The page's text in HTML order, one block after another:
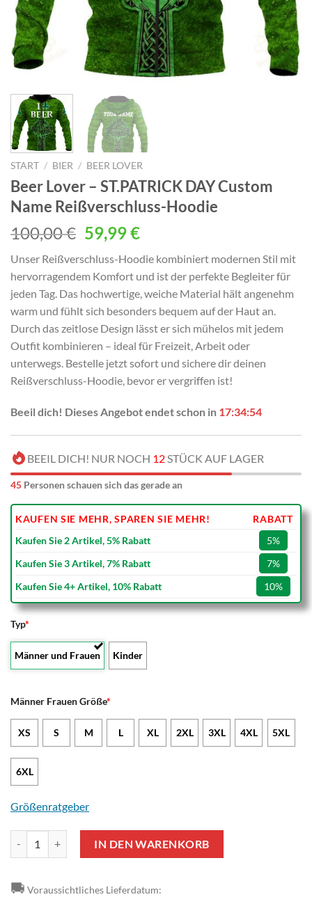
START / BIER / BEER LOVER
Beer Lover – ST.PATRICK DAY Custom
Name Reißverschluss-Hoodie
100,00€ Ursprünglicher
Preis
war:
100,00 €
59,99€Aktueller
ist:
59,99 €.
Unser Reißverschluss-Hoodie kombiniert modernen Stil mit
hervorragendem Komfort und ist der perfekte Begleiter für
jeden Tag. Das hochwertige, weiche Material hält angenehm
warm und fühlt sich besonders bequem auf der Haut an.
Durch das zeitlose Design lässt er sich mühelos mit jedem
Outfit kombinieren – ideal für Freizeit, Arbeit oder
unterwegs. Bestelle jetzt sofort und sichere dir deinen
Reißverschluss-Hoodie, bevor er vergriffen ist!
Beeil dich! Dieses Angebot endet schon in 17:34:53
BEEIL DICH! NUR NOCH 12STÜCK AUF LAGER
45 Personen schauen sich das gerade an
KAUFEN SIE MEHR, SPAREN SIE MEHR!
RABATT
Kaufen Sie 2 Artikel, 5% Rabatt
5%
Kaufen Sie 3 Artikel, 7% Rabatt
7%
Kaufen Sie 4+ Artikel, 10% Rabatt
10%
Typ*
Männer und Frauen Kinder
Männer Frauen Größe*
XS S M L XL 2XL 3XL 4XL 5XL
6XL
Größenratgeber
IN DEN WARENKORB
🚚 Voraussichtliches Lieferdatum: